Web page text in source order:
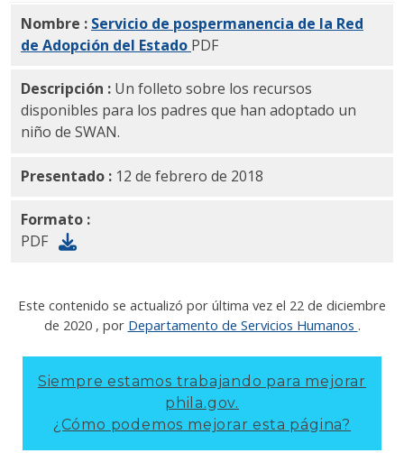
Nombre : Servicio de pospermanencia de la Red
de Adopción del Estado PDF
Descripción : Un folleto sobre los recursos
disponibles para los padres que han adoptado un
niño de SWAN.
Presentado : 12 de febrero de 2018
Formato :
PDF
Este contenido se actualizó por última vez el 22 de diciembre
de 2020 , por Departamento de Servicios Humanos .
Siempre estamos trabajando para mejorar
phila.gov.
¿Cómo podemos mejorar esta página?